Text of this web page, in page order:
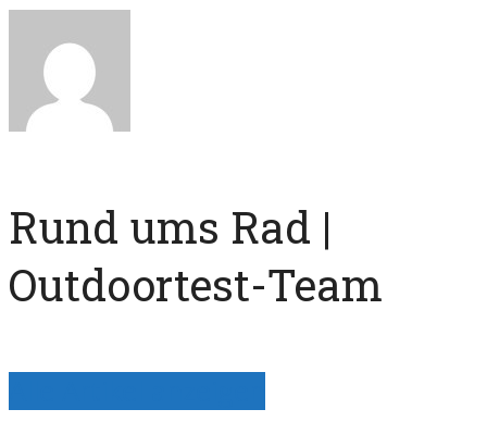
Rund ums Rad |
Outdoortest-Team